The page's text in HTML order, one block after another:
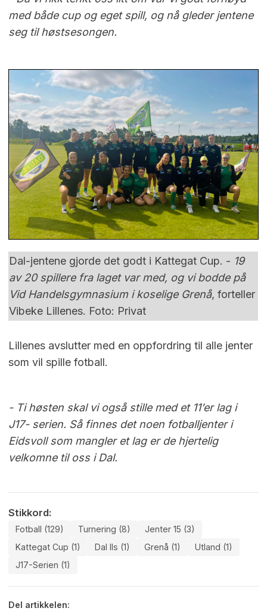
med både cup og eget spill, og nå gleder jentene
seg til høstsesongen.
Dal-jentene gjorde det godt i Kattegat Cup. - 19
av 20 spillere fra laget var med, og vi bodde på
Vid Handelsgymnasium i koselige Grenå, forteller
Vibeke Lillenes. Foto: Privat
Lillenes avslutter med en oppfordring til alle jenter
som vil spille fotball.
- Ti høsten skal vi også stille med et 11’er lag i
J17- serien. Så finnes det noen fotballjenter i
Eidsvoll som mangler et lag er de hjertelig
velkomne til oss i Dal.
Stikkord:
Fotball (129) Turnering (8)
Jenter 15 (3)
Kattegat Cup (1)
Dal Ils (1) Grenå (1)
Utland (1)
J17-Serien (1)
Del artikkelen: